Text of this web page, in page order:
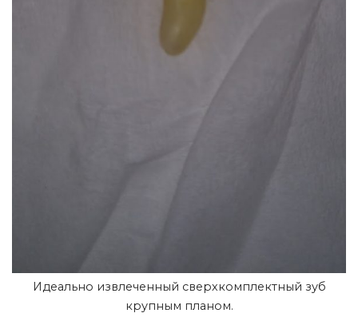
Идеально извлеченный сверхкомплектный зуб
крупным планом.